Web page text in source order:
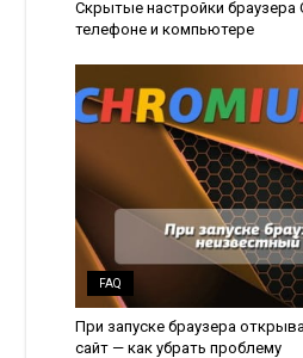
Скрытые настройки браузера
телефоне и компьютере
FAQ
При запуске браузера
сайт — как убрать проблему